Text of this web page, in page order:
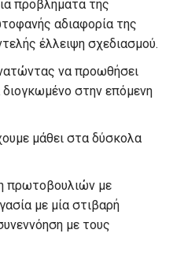
προβλήματα της
αδιαφορία της
έλλειψη σχεδιασμού.
να προωθήσει
στην επόμενη
μάθει στα δύσκολα
πρωτοβουλιών με
με μία στιβαρή
με τους